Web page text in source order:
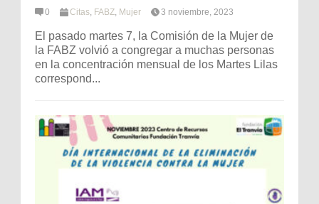
0 Citas FABZ Mujer 3 noviembre, 2023
El pasado martes 7, la Comisión de la Mujer de
la FABZ volvió a congregar a muchas personas
en la concentración mensual de los Martes Lilas
correspond...